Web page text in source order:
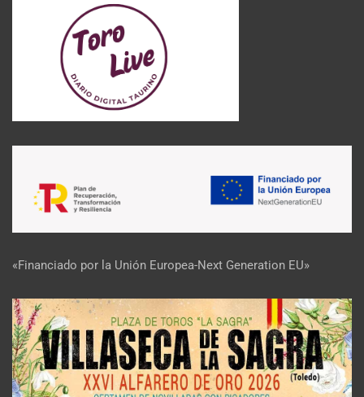
«Financiado por la Unión Europea-Next Generation EU»